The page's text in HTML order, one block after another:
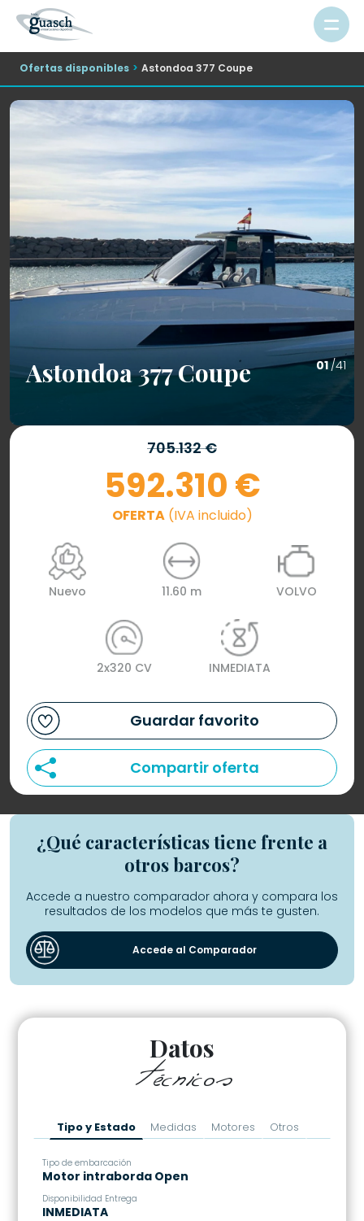
Ofertas disponibles Astondoa 377 Coupe
Astondoa 377 Coupe 01/41
705.132 €
592.310 €
OFERTA(IVA incluido)
Nuevo 11.60 m VOLVO
2x320 CV INMEDIATA
Guardar favorito
Compartir oferta
¿Qué características tiene frente a
otros barcos?
Accede a nuestro comparador ahora y compara los
resultados de los modelos que más te gusten.
Accede al Comparador
Datos
técnicos
Tipo y Estado Medidas Motores Otros
Tipo de embarcación
Motor intraborda Open
Disponibilidad Entrega
INMEDIATA